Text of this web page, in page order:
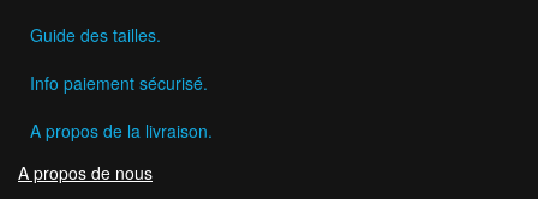
Guide des tailles.
Info paiement sécurisé.
A propos de la livraison.
A propos de nous